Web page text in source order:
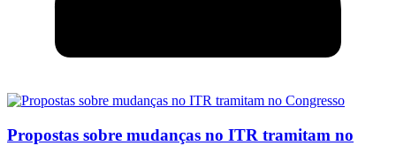
Propostas sobre mudanças no ITR tramitam no